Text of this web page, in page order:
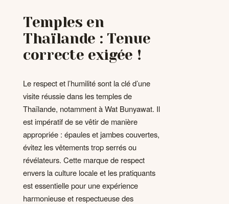
Temples en
Thaïlande : Tenue
correcte exigée !
Le respect et l’humilité sont la clé d’une
visite réussie dans les temples de
Thaïlande, notamment à Wat Bunyawat. Il
est impératif de se vêtir de manière
appropriée : épaules et jambes couvertes,
évitez les vêtements trop serrés ou
révélateurs. Cette marque de respect
envers la culture locale et les pratiquants
est essentielle pour une expérience
harmonieuse et respectueuse des